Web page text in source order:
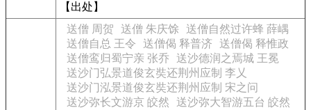
【出处】
送僧 周贺 送僧 朱庆馀
送僧自然过许蜂 薛嵎
送僧自总 王令
送僧偈 释普济
送僧偈 释惟政
送僧鸾归蜀宁亲 张乔
送沙德润之焉城 王冕
送沙门弘景道俊玄奘还荆州应制 李乂
送沙门泓景道俊玄奘还荆州应制 宋之问
送沙弥长文游京 皎然
送沙弥大智游五台 皎然